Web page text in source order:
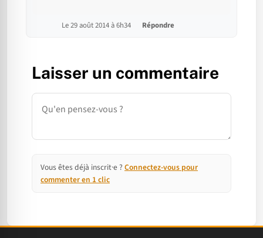
Le 29 août 2014 à 6h34 Répondre
Laisser un commentaire
Commentaire
Vous êtes déjà inscrit·e ? Connectez-vous pour
commenter en 1 clic